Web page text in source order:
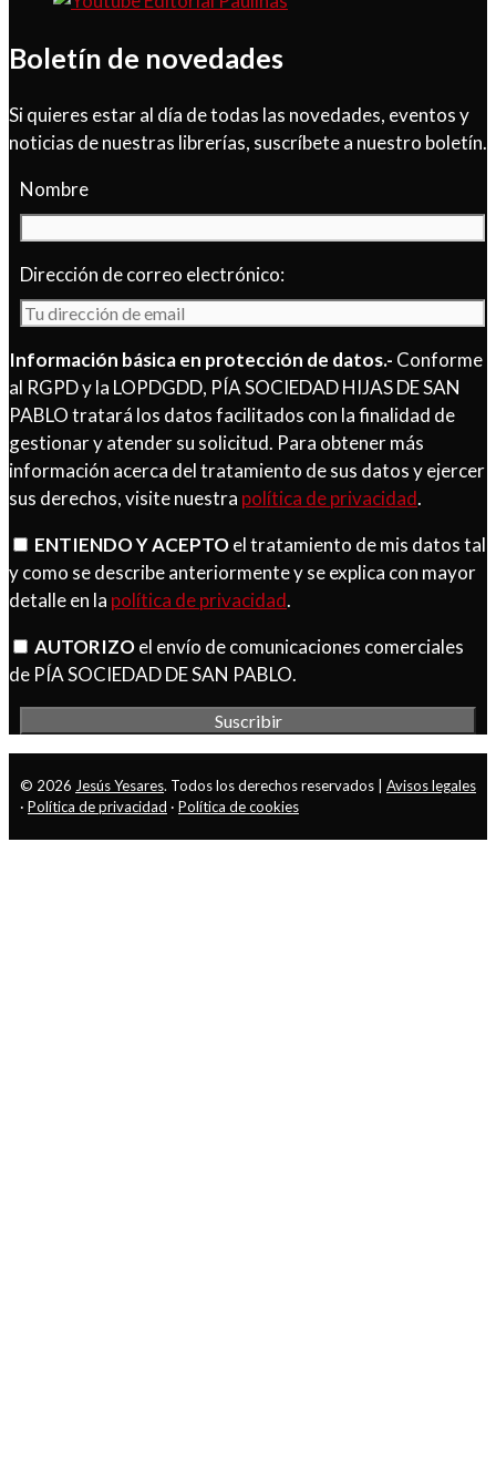
Boletín de novedades
Si quieres estar al día de todas las novedades, eventos y
noticias de nuestras librerías, suscríbete a nuestro boletín.
Nombre
Dirección de correo electrónico:
Información básica en protección de datos.- Conforme
al RGPD y la LOPDGDD, PÍA SOCIEDAD HIJAS DE SAN
PABLO tratará los datos facilitados con la finalidad de
gestionar y atender su solicitud. Para obtener más
información acerca del tratamiento de sus datos y ejercer
sus derechos, visite nuestra política de privacidad.
ENTIENDO Y ACEPTOel tratamiento de mis datos tal
y como se describe anteriormente y se explica con mayor
detalle en la política de privacidad.
AUTORIZOel envío de comunicaciones comerciales
de PÍA SOCIEDAD DE SAN PABLO.
© 2026 Jesús Yesares. Todos los derechos reservados | Avisos legales
· Política de privacidad · Política de cookies